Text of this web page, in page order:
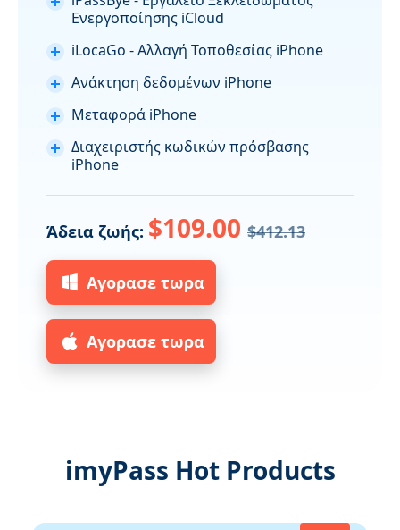
Ενεργοποίησης iCloud
iLocaGo - Αλλαγή Τοποθεσίας iPhone
Ανάκτηση δεδομένων iPhone
Μεταφορά iPhone
Διαχειριστής κωδικών πρόσβασης
iPhone
Άδεια ζωής: $109.00 $412.13
Αγορασε τωρα
Αγορασε τωρα
imyPass Hot Products